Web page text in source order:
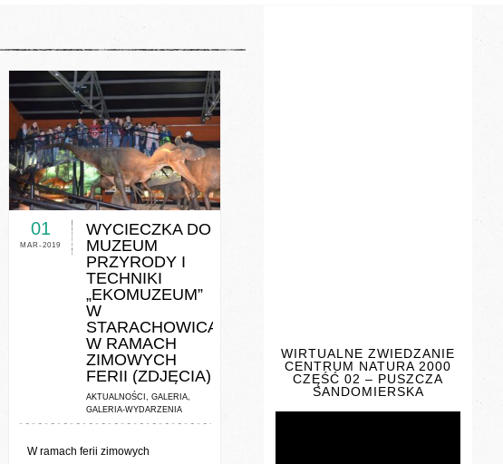
WIRTUALNE ZWIEDZANIE
CENTRUM NATURA 2000
CZĘŚĆ 02 – PUSZCZA
SANDOMIERSKA
0 COMMENTS / 0 VOTES
01
MAR-2019
WYCIECZKA DO
MUZEUM
PRZYRODY I
TECHNIKI
„EKOMUZEUM”
W
STARACHOWICACH
W RAMACH
ZIMOWYCH
FERII (ZDJĘCIA)
AKTUALNOŚCI , GALERIA,
GALERIA-WYDARZENIA
W ramach ferii zimowych